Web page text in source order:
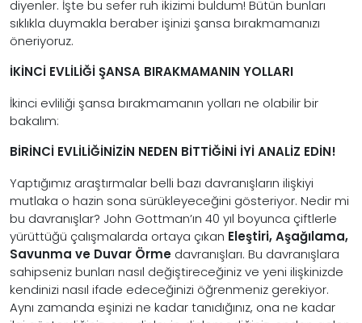
diyenler. İşte bu sefer ruh ikizimi buldum! Bütün bunları
sıklıkla duymakla beraber işinizi şansa bırakmamanızı
öneriyoruz.
İKİNCİ EVLİLİĞİ ŞANSA BIRAKMAMANIN YOLLARI
İkinci evliliği şansa bırakmamanın yolları ne olabilir bir
bakalım:
BİRİNCİ EVLİLİĞİNİZİN NEDEN BİTTİĞİNİ İYİ ANALİZ EDİN!
Yaptığımız araştırmalar belli bazı davranışların ilişkiyi
mutlaka o hazin sona sürükleyeceğini gösteriyor. Nedir mi
bu davranışlar? John Gottman’ın 40 yıl boyunca çiftlerle
yürüttüğü çalışmalarda ortaya çıkan Eleştiri, Aşağılama,
Savunma ve Duvar Örme davranışları. Bu davranışlara
sahipseniz bunları nasıl değiştireceğiniz ve yeni ilişkinizde
kendinizi nasıl ifade edeceğinizi öğrenmeniz gerekiyor.
Aynı zamanda eşinizi ne kadar tanıdığınız, ona ne kadar